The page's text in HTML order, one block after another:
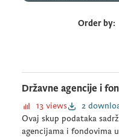
Order by
Državne agencije i
13 views
2
Ovaj skup podataka
agencijama i fondovima